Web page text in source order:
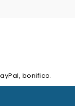
bonifico.